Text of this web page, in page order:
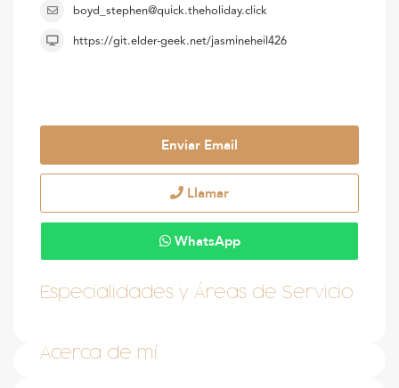
boyd_stephen@quick.theholiday.click
https://git.elder-geek.net/jasmineheil426
Enviar Email
Llamar
WhatsApp
Especialidades y Áreas de Servicio
Acerca de mí